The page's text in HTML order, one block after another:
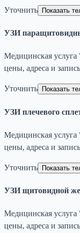
Уточнить Показать
УЗИ
Медицинская
цены, адреса и
Уточнить Показать
УЗИ плечевого
Медицинская
цены, адреса и
Уточнить Показать
УЗИ щитовидной
Медицинская
цены, адреса и